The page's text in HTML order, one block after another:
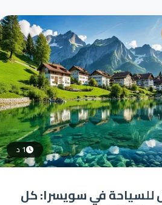
1 د
للسياحة في سويسرا: كل